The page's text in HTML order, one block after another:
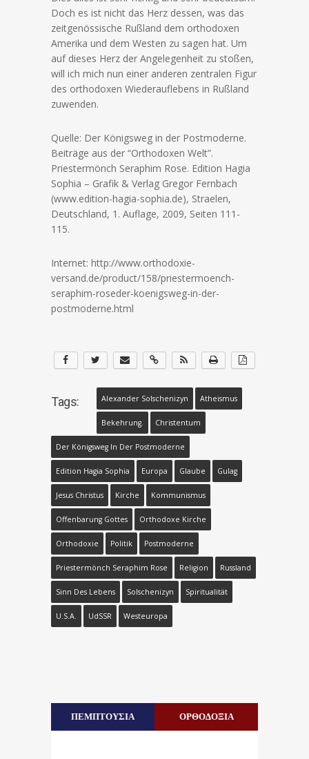
Doch es ist nicht das Herz dessen, was das
zeitgenössische Rußland dem orthodoxen
Amerika und dem Westen zu sagen hat. Um
auf dieses Herz der Angelegenheit zu stoßen,
will ich mich nun einer anderen zentralen Figur
des orthodoxen Wiederauflebens in Rußland
zuwenden.
Quelle: Der Königsweg in der Postmoderne.
Beiträge aus der “Orthodoxen Welt”.
Priestermönch Seraphim Rose. Edition Hagia
Sophia – Grafik & Verlag Gregor Fernbach
(www.edition-hagia-sophia.de), Straelen,
Deutschland, 1. Auflage, 2009, Seiten 111-
115.
Internet: http://www.orthodoxie-
versand.de/product/158/priestermoench-
seraphim-roseder-koenigsweg-in-der-
postmoderne.html
Tags: Alexander Solschenizyn Atheismus
Bekehrung. Christentum
Der Königsweg In Der Postmoderne
Edition Hagia Sophia Europa Glaube Gulag
Jesus Christus Kirche Kommunismus
Offenbarung Gottes Orthodoxe Kirche
Orthodoxie Politik Postmoderne
Priestermönch Seraphim Rose Religion Russland
Sinn Des Lebens Solschenizyn Spiritualität
U.S.A. UdSSR Westeuropa
ΠΕΜΠΤΟΥΣΙΑ ΟΡΘΟΔΟΞΙΑ